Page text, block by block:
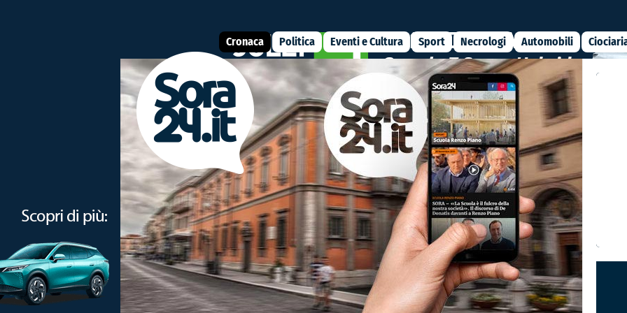
Cronaca Politica Eventi e Cultura Sport Necrologi Automobili